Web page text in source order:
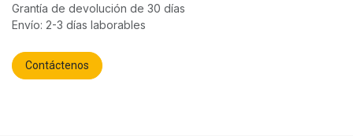
Grantía de devolución de 30 días
Envío: 2-3 días laborables
Contáctenos